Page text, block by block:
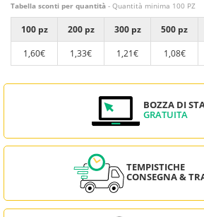
Tabella sconti per quantità - Quantità minima 100 PZ
100 pz 200 pz 300 pz 500 pz
1,60€
1,33€ 1,21€ 1,08€
BOZZA DI
GRATUITA
TEMPISTICHE
CONSEGNA &